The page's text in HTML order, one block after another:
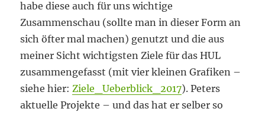
habe diese auch für uns wichtige
Zusammenschau (sollte man in dieser Form an
sich öfter mal machen) genutzt und die aus
meiner Sicht wichtigsten Ziele für das HUL
zusammengefasst (mit vier kleinen Grafiken –
siehe hier:Ziele_Ueberblick_2017). Peters
aktuelle Projekte – und das hat er selber so